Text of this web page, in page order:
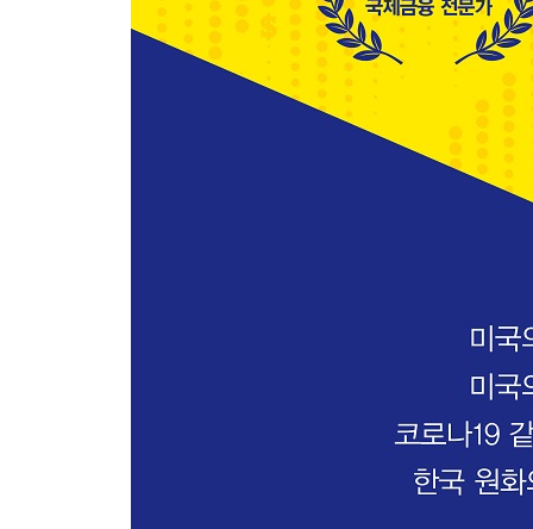
-한국, 최악의 시나리오에 대비하라
-한국의 위기는 일본의 위기와 다르다
달러 패권에 대한 앞으로의 전망
-중동 산유국의 도전(1970년대)
초저금리의 장기화, ‘황금의 시대’가 돌아왔다
-안전 자산이 주식시장처럼 요동친다?